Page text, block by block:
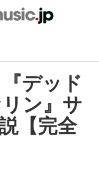
デッド
ン』サ
【完全
了